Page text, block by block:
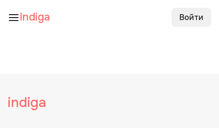
Indiga Войти
indiga